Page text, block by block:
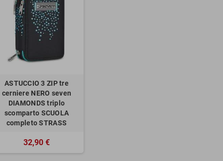
ASTUCCIO 3 ZIP tre
cerniere NERO seven
DIAMONDS triplo
scomparto SCUOLA
completo STRASS
32,90 €